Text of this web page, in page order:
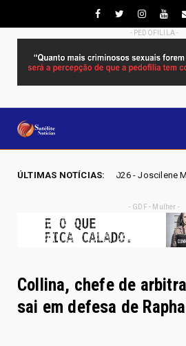
- PEDOFILILA -
ÚLTIMAS NOTÍCIAS:
2026 - Joscilene Mangão lidera disputa
- GDF - Mulher -
Collina, chefe de
sai em defesa de